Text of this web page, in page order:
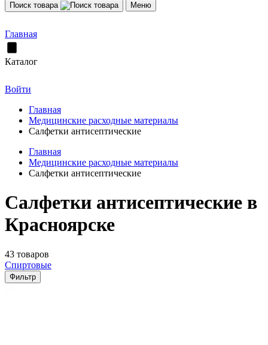
Поиск товара Меню
Главная
Каталог
Войти
Главная
Медицинские расходные материалы
Салфетки антисептические
Главная
Медицинские расходные материалы
Салфетки антисептические
Салфетки антисептические в
Красноярске
43 товаров
Спиртовые
Фильтр